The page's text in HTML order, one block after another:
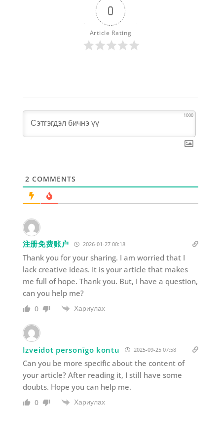
0
Article Rating
1000
2 COMMENTS
注册免费账户 2026-01-27 00:18
Thank you for your sharing. I am worried that I
lack creative ideas. It is your article that makes
me full of hope. Thank you. But, I have a question,
can you help me?
0 Хариулах
Izveidot personīgo kontu 2025-09-25 07:58
Can you be more specific about the content of
your article? After reading it, I still have some
doubts. Hope you can help me.
0 Хариулах